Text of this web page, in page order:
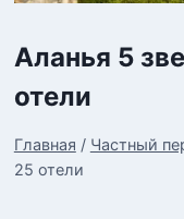
Аланья 5
отели
Главная / Частный
25 отели